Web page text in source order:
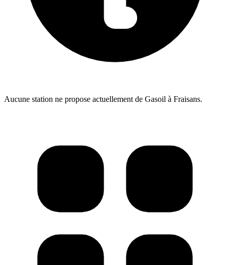
Aucune station ne propose actuellement de Gasoil à Fraisans.